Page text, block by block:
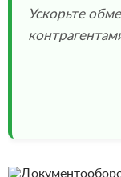
Ускорьте